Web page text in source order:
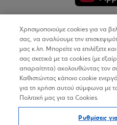
Όροι
Προσωπικά Δεδομένα
Δήλωση
Χρησιμοποιούμε cookies για να
σας, να αναλύουμε την
μας κ.λπ. Μπορείτε να επιλέξετε
σας σχετικά με τα cookies (με
απαραίτητα) ακολουθώντας τον
Καθιστώντας κάποιο cookie
για τη χρήση αυτού σύμφωνα με
Πολιτική μας για τα Cookies.
Ρυθμίσεις